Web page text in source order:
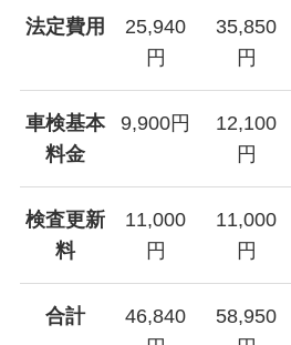
法定費用
25,940
円
35,850
円
車検基本
料金
9,900円
12,100
円
検査更新
料
11,000
円
11,000
円
合計
46,840
58,950